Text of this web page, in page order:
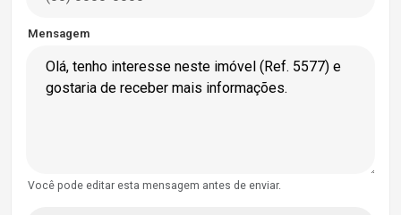
Mensagem
Você pode editar esta mensagem antes de enviar.